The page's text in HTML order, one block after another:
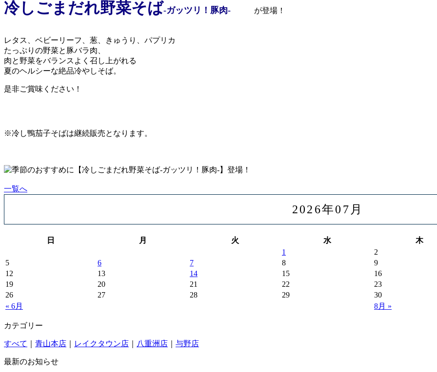
冷しごまだれ野菜そば-ガッツリ！豚肉- が登場！
レタス、ベビーリーフ、葱、きゅうり、パプリカ
たっぷりの野菜と豚バラ肉、
肉と野菜をバランスよく召し上がれる
夏のヘルシーな絶品冷やしそば。
是非ご賞味ください！
※冷し鴨茄子そばは継続販売となります。
一覧へ
2026年07月
日 月 火 水 木
« 6月 8月 »
1 2
5
6 7 8 9
12
13 14 15 16
19
20 21 22 23
26
27 28 29 30
カテゴリー
すべて 青山本店 レイクタウン店 八重洲店 与野店
最新のお知らせ